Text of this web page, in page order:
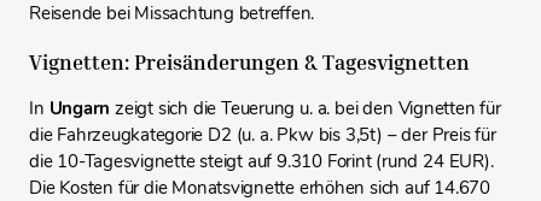
Reisende bei Missachtung betreffen.
Vignetten: Preisänderungen & Tagesvignetten
In Ungarn zeigt sich die Teuerung u. a. bei den Vignetten für
die Fahrzeugkategorie D2 (u. a. Pkw bis 3,5t) – der Preis für
die 10-Tagesvignette steigt auf 9.310 Forint (rund 24 EUR).
Die Kosten für die Monatsvignette erhöhen sich auf 14.670